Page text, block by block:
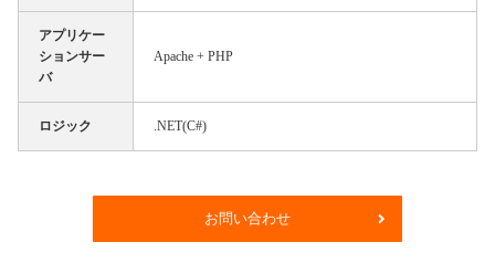
アプリケー
ションサー
バ
Apache + PHP
ロジック .NET(C#)
お問い合わせ